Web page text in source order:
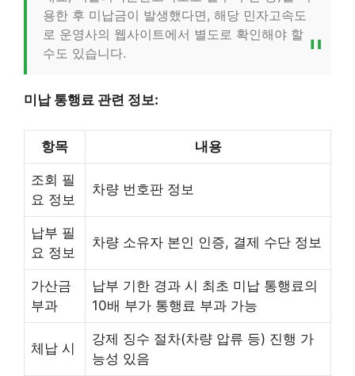
용한 후 미납금이 발생했다면, 해당 민자고속도
로 운영사의 웹사이트에서 별도로 확인해야 할
수도 있습니다.
미납 통행료 관련 정보:
항목 내용
조회 필
요 정보
차량 번호판 정보
납부 필
요 정보
차량 소유자 본인 인증, 결제 수단 정보
가산금
부과
납부 기한 경과 시 최초 미납 통행료의
10배 부가 통행료 부과 가능
체납 시
강제 징수 절차(차량 압류 등) 진행 가
능성 있음